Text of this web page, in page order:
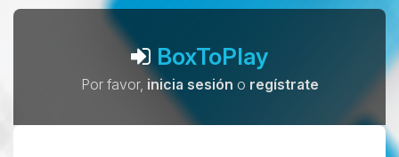
BoxToPlay
Por favor, inicia sesión o regístrate